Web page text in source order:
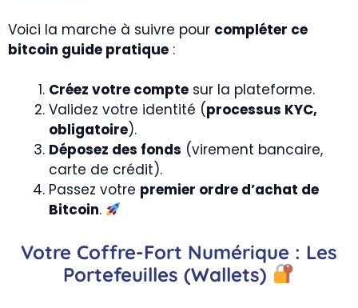
Voici la marche à suivre pour compléter ce
bitcoin guide pratique :
Créez votre compte sur la plateforme.
Validez votre identité (processus KYC,
obligatoire).
Déposez des fonds (virement bancaire,
carte de crédit).
Passez votre premier ordre d’achat de
Bitcoin.
Votre Coffre-Fort Numérique : Les
Portefeuilles (wallets)